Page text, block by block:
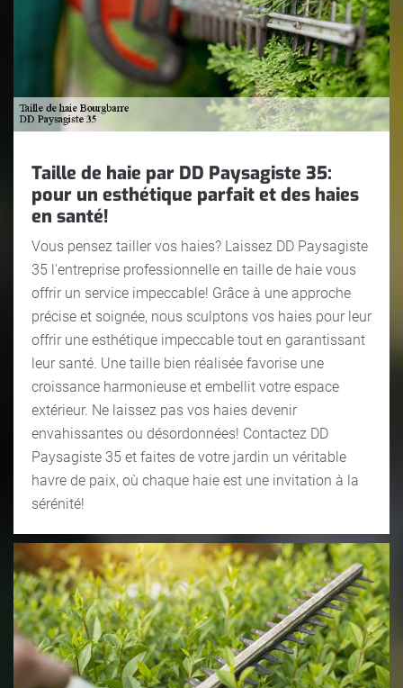
Taille de haie par DD Paysagiste 35:
pour un esthétique parfait et des haies
en santé!
Vous pensez tailler vos haies? Laissez DD Paysagiste
35 l'entreprise professionnelle en taille de haie vous
offrir un service impeccable! Grâce à une approche
précise et soignée, nous sculptons vos haies pour leur
offrir une esthétique impeccable tout en garantissant
leur santé. Une taille bien réalisée favorise une
croissance harmonieuse et embellit votre espace
extérieur. Ne laissez pas vos haies devenir
envahissantes ou désordonnées! Contactez DD
Paysagiste 35 et faites de votre jardin un véritable
havre de paix, où chaque haie est une invitation à la
sérénité!